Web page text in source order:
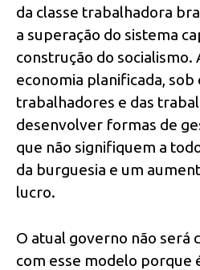
da classe trabalhadora
a superação do sistema
construção do socialismo.
economia planificada,
trabalhadores e das
desenvolver formas de
que não signifiquem a
da burguesia e um
lucro.
O atual governo não será
com esse modelo porque